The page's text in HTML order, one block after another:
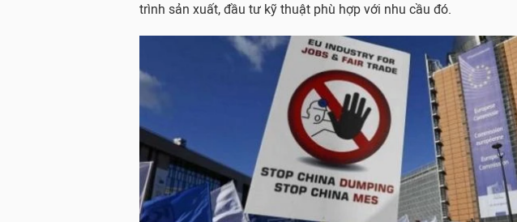
trình sản xuất, đầu tư kỹ thuật phù hợp với nhu cầu đó.